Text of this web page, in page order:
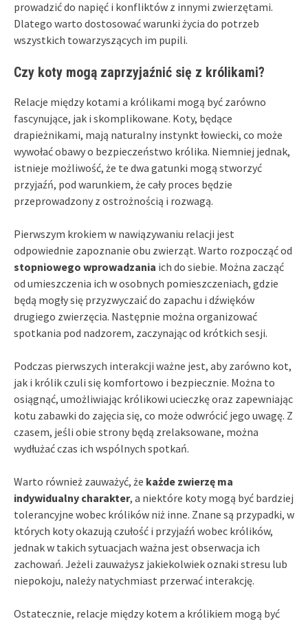
prowadzić do napięć i konfliktów z innymi zwierzętami.
Dlatego warto dostosować warunki życia do potrzeb
wszystkich towarzyszących im pupili.
Czy koty mogą zaprzyjaźnić się z królikami?
Relacje między kotami a królikami mogą być zarówno
fascynujące, jak i skomplikowane. Koty, będące
drapieżnikami, mają naturalny instynkt łowiecki, co może
wywołać obawy o bezpieczeństwo królika. Niemniej jednak,
istnieje możliwość, że te dwa gatunki mogą stworzyć
przyjaźń, pod warunkiem, że cały proces będzie
przeprowadzony z ostrożnością i rozwagą.
Pierwszym krokiem w nawiązywaniu relacji jest
odpowiednie zapoznanie obu zwierząt. Warto rozpocząć od
stopniowego wprowadzania ich do siebie. Można zacząć
od umieszczenia ich w osobnych pomieszczeniach, gdzie
będą mogły się przyzwyczaić do zapachu i dźwięków
drugiego zwierzęcia. Następnie można organizować
spotkania pod nadzorem, zaczynając od krótkich sesji.
Podczas pierwszych interakcji ważne jest, aby zarówno kot,
jak i królik czuli się komfortowo i bezpiecznie. Można to
osiągnąć, umożliwiając królikowi ucieczkę oraz zapewniając
kotu zabawki do zajęcia się, co może odwrócić jego uwagę. Z
czasem, jeśli obie strony będą zrelaksowane, można
wydłużać czas ich wspólnych spotkań.
Warto również zauważyć, że każde zwierzę ma
indywidualny charakter, a niektóre koty mogą być bardziej
tolerancyjne wobec królików niż inne. Znane są przypadki, w
których koty okazują czułość i przyjaźń wobec królików,
jednak w takich sytuacjach ważna jest obserwacja ich
zachowań. Jeżeli zauważysz jakiekolwiek oznaki stresu lub
niepokoju, należy natychmiast przerwać interakcję.
Ostatecznie, relacje między kotem a królikiem mogą być